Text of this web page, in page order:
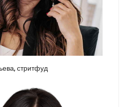
стритфуд